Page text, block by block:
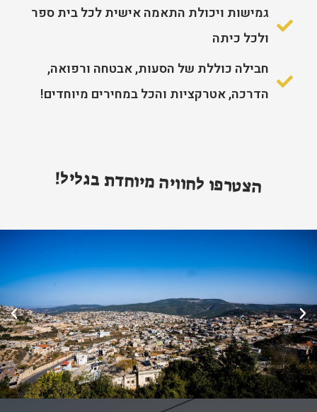
גמישות ויכולת התאמה אישית לכל בית ספר
ולכל כיתה
חבילה כוללת של הסעות, אבטחה ורפואה,
הדרכה, אטרקציות והכל במחירים מיוחדים!
הצטרפו לחוויה מיוחדת בגליל!